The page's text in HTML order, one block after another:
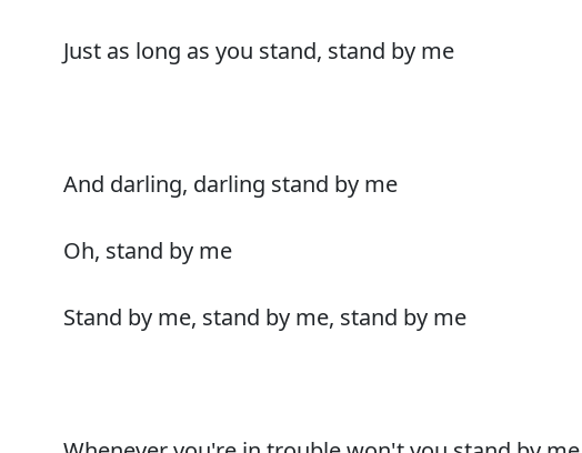
Just as long as you stand, stand by me
And darling, darling stand by me
Oh, stand by me
Stand by me, stand by me, stand by me